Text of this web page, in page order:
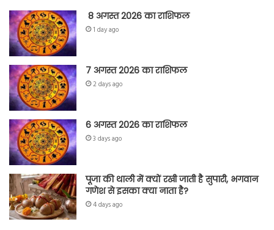
8 अगस्त 2026 का राशिफल
1 day ago
7 अगस्त 2026 का राशिफल
2 days ago
6 अगस्त 2026 का राशिफल
3 days ago
पूजा की थाली में क्यों रखी जाती है सुपारी, भगवान
गणेश से इसका क्या नाता है?
4 days ago